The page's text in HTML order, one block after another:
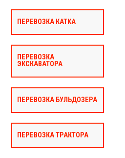
ПЕРЕВОЗКА КАТКА
ПЕРЕВОЗКА
ЭКСКАВАТОРА
ПЕРЕВОЗКА БУЛЬДОЗЕРА
ПЕРЕВОЗКА ТРАКТОРА